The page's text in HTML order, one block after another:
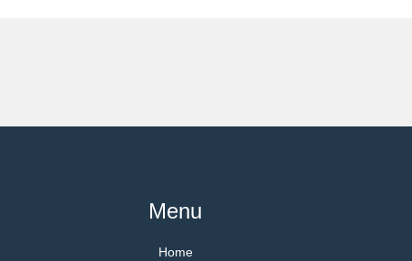
Menu
Home